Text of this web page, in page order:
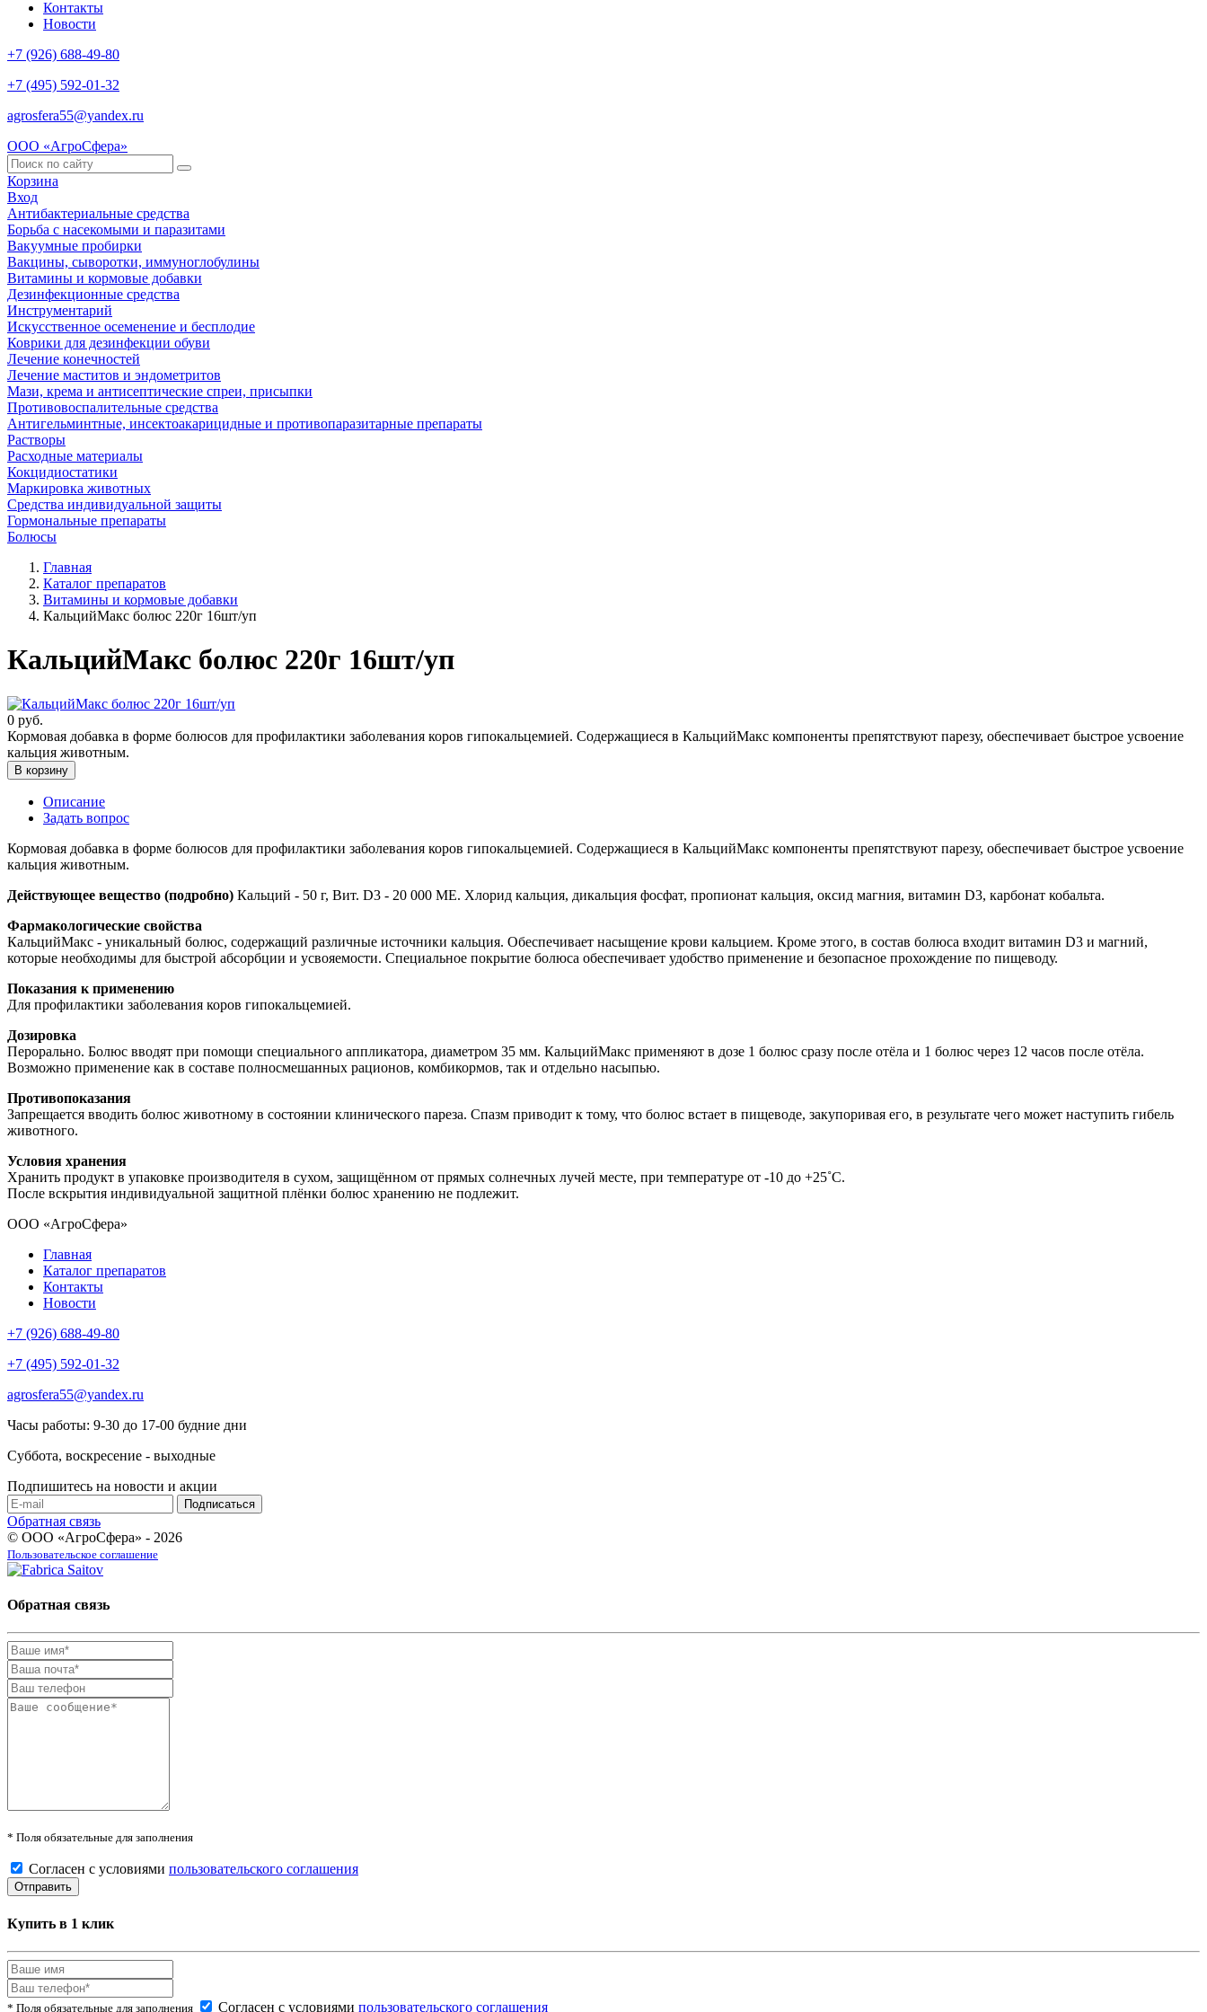
Контакты
Новости
+7 (926) 688-49-80
+7 (495) 592-01-32
agrosfera55@yandex.ru
ООО «АгроСфера»
Корзина
Вход
Антибактериальные средства
Борьба с насекомыми и паразитами
Вакуумные пробирки
Вакцины, сыворотки, иммуноглобулины
Витамины и кормовые добавки
Дезинфекционные средства
Инструментарий
Искусственное осеменение и бесплодие
Коврики для дезинфекции обуви
Лечение конечностей
Лечение маститов и эндометритов
Мази, крема и антисептические спреи, присыпки
Противовоспалительные средства
Антигельминтные, инсектоакарицидные и противопаразитарные препараты
Растворы
Расходные материалы
Кокцидиостатики
Маркировка животных
Средства индивидуальной защиты
Гормональные препараты
Болюсы
Главная
Каталог препаратов
Витамины и кормовые добавки
КальцийМакс болюс 220г 16шт/уп
КальцийМакс болюс 220г 16шт/уп
0 руб.
Кормовая добавка в форме болюсов для профилактики заболевания коров гипокальцемией. Содержащиеся в КальцийМакс компоненты препятствуют парезу, обеспечивает быстрое усвоение
кальция животным.
В корзину
Описание
Задать вопрос
Кормовая добавка в форме болюсов для профилактики заболевания коров гипокальцемией. Содержащиеся в КальцийМакс компоненты препятствуют парезу, обеспечивает быстрое усвоение
кальция животным.
Действующее вещество (подробно) Кальций - 50 г, Вит. D3 - 20 000 МЕ. Хлорид кальция, дикальция фосфат, пропионат кальция, оксид магния, витамин D3, карбонат кобальта.
Фармакологические свойства
КальцийМакс - уникальный болюс, содержащий различные источники кальция. Обеспечивает насыщение крови кальцием. Кроме этого, в состав болюса входит витамин D3 и магний,
которые необходимы для быстрой абсорбции и усвояемости. Специальное покрытие болюса обеспечивает удобство применение и безопасное прохождение по пищеводу.
Показания к применению
Для профилактики заболевания коров гипокальцемией.
Дозировка
Перорально. Болюс вводят при помощи специального аппликатора, диаметром 35 мм. КальцийМакс применяют в дозе 1 болюс сразу после отёла и 1 болюс через 12 часов после отёла.
Возможно применение как в составе полносмешанных рационов, комбикормов, так и отдельно насыпью.
Противопоказания
Запрещается вводить болюс животному в состоянии клинического пареза. Спазм приводит к тому, что болюс встает в пищеводе, закупоривая его, в результате чего может наступить гибель
животного.
Условия хранения
Хранить продукт в упаковке производителя в сухом, защищённом от прямых солнечных лучей месте, при температуре от -10 до +25˚С.
После вскрытия индивидуальной защитной плёнки болюс хранению не подлежит.
ООО «АгроСфера»
Главная
Каталог препаратов
Контакты
Новости
+7 (926) 688-49-80
+7 (495) 592-01-32
agrosfera55@yandex.ru
Часы работы: 9-30 до 17-00 будние дни
Суббота, воскресение - выходные
Подпишитесь на новости и акции
Обратная связь
© ООО «АгроСфера» - 2026
Пользовательское соглашение
Обратная связь
* Поля обязательные для заполнения
Согласен с условиями пользовательского соглашения
Купить в 1 клик
* Поля обязательные для заполнения Согласен с условиями пользовательского соглашения